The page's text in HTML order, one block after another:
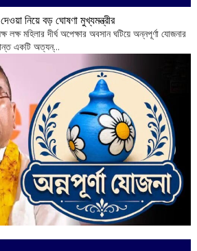
নিয়ে বড় ঘোষণা মুখ্যমন্ত্রীর
লক্ষ মহিলার দীর্ঘ অপেক্ষার অবসান ঘটিয়ে অন্নপূর্ণা যোজনার
একটি অত্যন্...